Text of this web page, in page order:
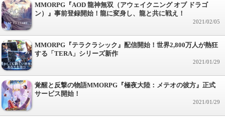
MMORPG『AOD 龍神無双（アウェイクニング オブ ドラゴ
ン）』事前登録開始！龍に変身し、龍と共に戦え！
2021/02/05
MMORPG『テラクラシック』配信開始！世界2,800万人が熱狂
する「TERA」シリーズ新作
2021/01/29
覚醒と反撃の物語MMORPG『極夜大陸：メテオの彼方』正式
サービス開始！
2021/01/29